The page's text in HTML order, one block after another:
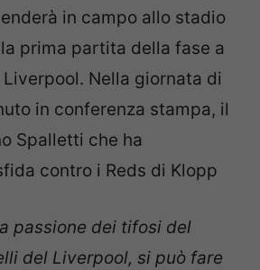
in campo allo stadio
prima partita della fase a
Nella giornata di
in conferenza stampa, il
Spalletti che ha
contro i Reds di Klopp
passione dei tifosi del
del Liverpool, si può fare